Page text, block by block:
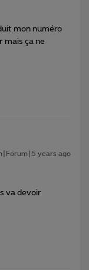
mon numéro
mais ça ne
years ago
va devoir